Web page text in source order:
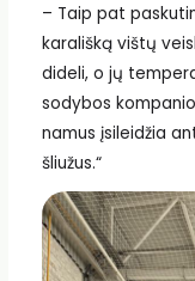
– Taip pat
karališką vištų
dideli, o jų
sodybos
namus įsileidžia
šliužus.“